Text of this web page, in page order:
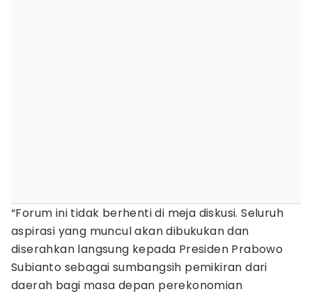
“Forum ini tidak berhenti di meja diskusi. Seluruh
aspirasi yang muncul akan dibukukan dan
diserahkan langsung kepada Presiden Prabowo
Subianto sebagai sumbangsih pemikiran dari
daerah bagi masa depan perekonomian